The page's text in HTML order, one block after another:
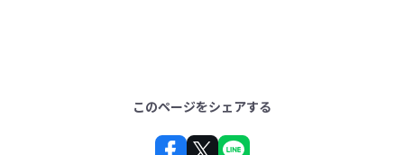
このページをシェアする